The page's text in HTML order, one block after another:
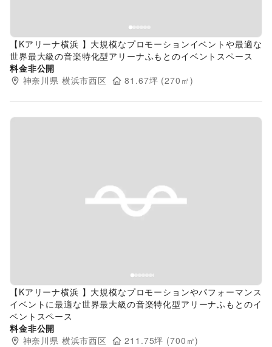
【Kアリーナ横浜 】大規模なプロモーションイベントや最適な
世界最大級の音楽特化型アリーナふもとのイベントスペース
料金非公開
神奈川県 横浜市西区 81.67坪 (270 ㎡)
Previous slide
【Kアリーナ横浜 】大規模なプロモーションやパフォーマンス
イベントに最適な世界最大級の音楽特化型アリーナふもとのイ
ベントスペース
料金非公開
神奈川県 横浜市西区 211.75坪 (700 ㎡)